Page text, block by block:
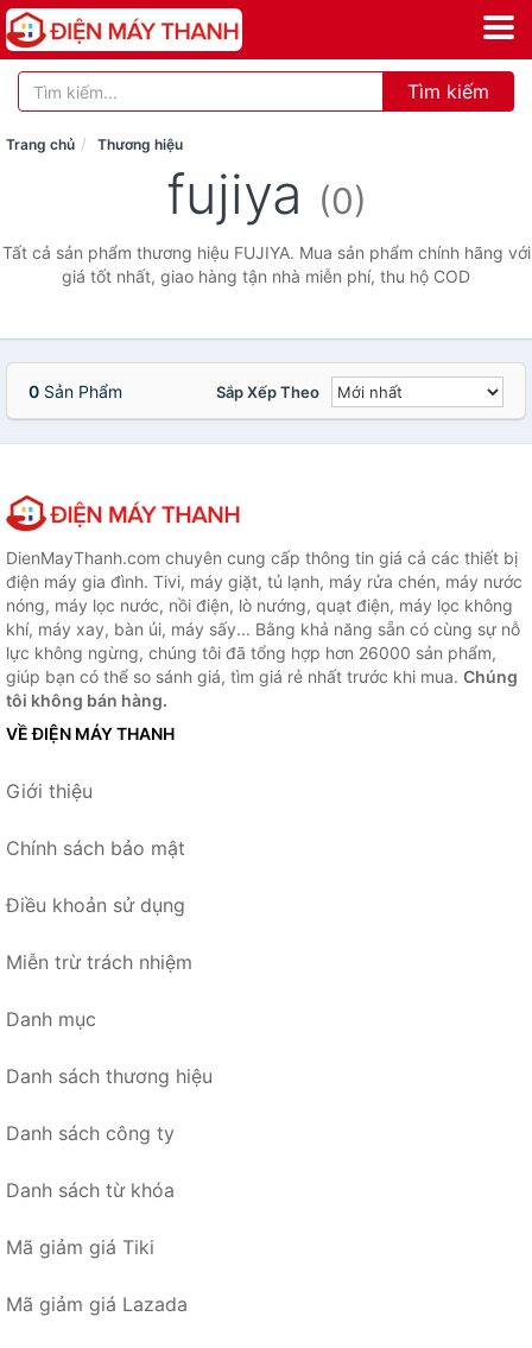
Tìm kiếm
Trang chủ Thương hiệu
fujiya (0)
Tất cả sản phẩm thương hiệu FUJIYA. Mua sản phẩm chính hãng với
giá tốt nhất, giao hàng tận nhà miễn phí, thu hộ COD
0 Sản Phẩm Sắp Xếp Theo
DienMayThanh.com chuyên cung cấp thông tin giá cả các thiết bị
điện máy gia đình. Tivi, máy giặt, tủ lạnh, máy rửa chén, máy nước
nóng, máy lọc nước, nồi điện, lò nướng, quạt điện, máy lọc không
khí, máy xay, bàn ủi, máy sấy... Bằng khả năng sẵn có cùng sự nỗ
lực không ngừng, chúng tôi đã tổng hợp hơn 26000 sản phẩm,
giúp bạn có thể so sánh giá, tìm giá rẻ nhất trước khi mua. Chúng
tôi không bán hàng.
VỀ ĐIỆN MÁY THANH
Giới thiệu
Chính sách bảo mật
Điều khoản sử dụng
Miễn trừ trách nhiệm
Danh mục
Danh sách thương hiệu
Danh sách công ty
Danh sách từ khóa
Mã giảm giá Tiki
Mã giảm giá Lazada